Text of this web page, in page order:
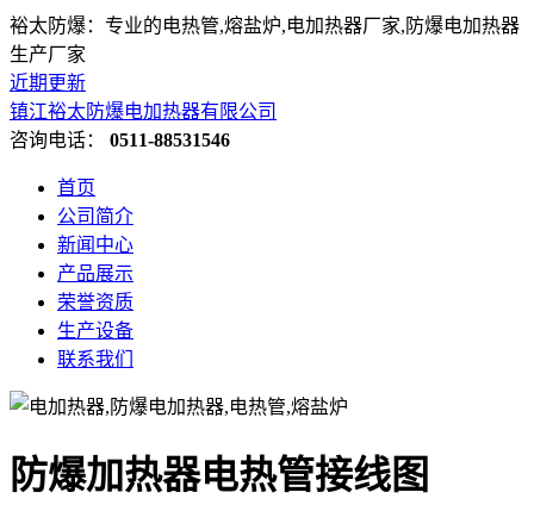
裕太防爆：专业的电热管,熔盐炉,电加热器厂家,防爆电加热器
生产厂家
近期更新
镇江裕太防爆电加热器有限公司
咨询电话： 0511-88531546
首页
公司简介
新闻中心
产品展示
荣誉资质
生产设备
联系我们
防爆加热器电热管接线图